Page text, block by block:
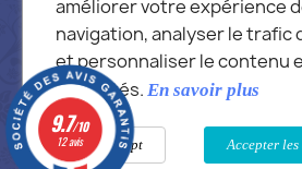
améliorer votre expérience
navigation, analyser le trafic
et personnaliser le contenu
publicités. En savoir plus
Accepter
Not accept
9.7/10
12 avis